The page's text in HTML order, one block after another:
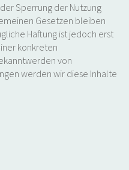
Sperrung der Nutzung
Gesetzen bleiben
Haftung ist jedoch erst
konkreten
von
werden wir diese Inhalte